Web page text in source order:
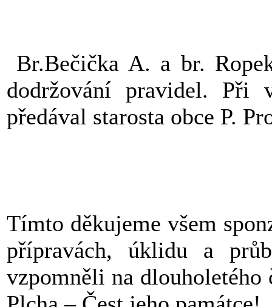
Br.Bečička A. a br.
dodržování pravidel. Při
předával starosta obce P.
Tímto děkujeme všem
přípravách, úklidu a
vzpomněli na dlouholetého